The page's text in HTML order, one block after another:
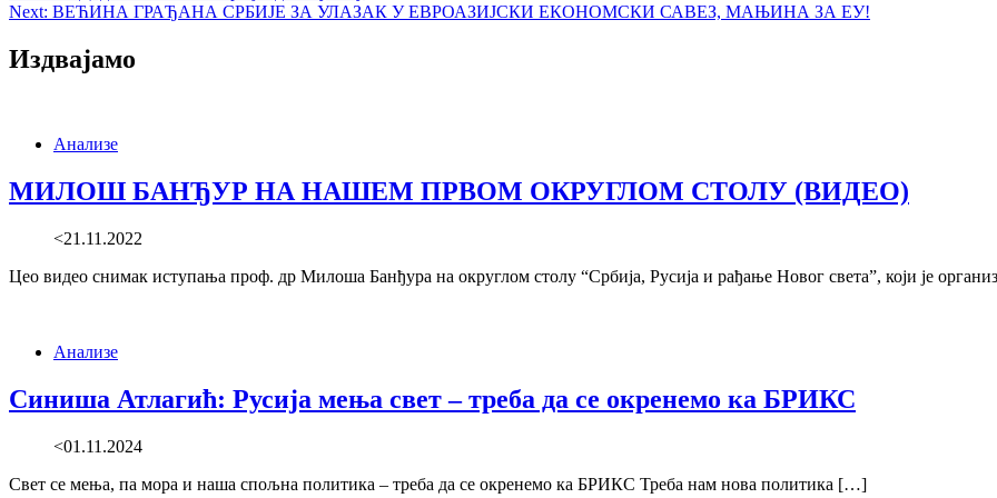
Next: ВЕЋИНА ГРАЂАНА СРБИЈЕ ЗА УЛАЗАК У ЕВРОАЗИЈСКИ ЕКОНОМСКИ САВЕЗ, МАЊИНА ЗА ЕУ!
Издвајамо
Анализе
МИЛОШ БАНЂУР НА НАШЕМ ПРВОМ ОКРУГЛОМ СТОЛУ (ВИДЕО)
<21.11.2022
Цео видео снимак иступања проф. др Милоша Банђура на округлом столу “Србија, Русија и рађање Новог света”, који је
Анализе
Синиша Атлагић: Русија мења свет – треба да се окренемо ка БРИКС
<01.11.2024
Свет се мења, па мора и наша спољна политика – треба да се окренемо ка БРИКС Треба нам нова политика […]